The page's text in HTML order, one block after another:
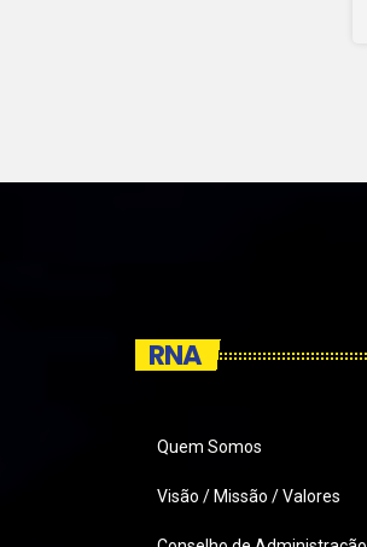
RNA
Quem Somos
Visão / Missão / Valores